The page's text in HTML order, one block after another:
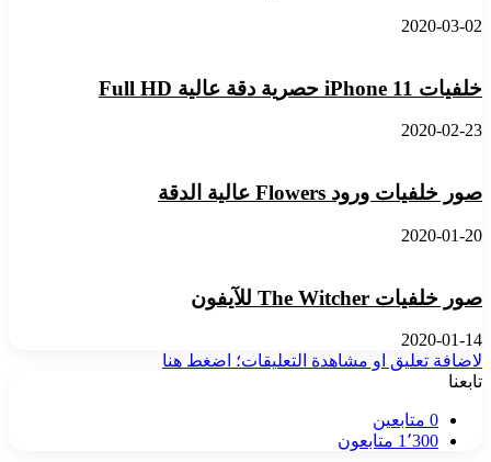
2020-03-02
خلفيات iPhone 11 حصرية دقة عالية Full HD
2020-02-23
صور خلفيات ورود Flowers عالية الدقة
2020-01-20
صور خلفيات The Witcher للآيفون
2020-01-14
لاضافة تعليق او مشاهدة التعليقات؛ اضغط هنا
تابعنا
0 متابعين
1٬300 متابعون